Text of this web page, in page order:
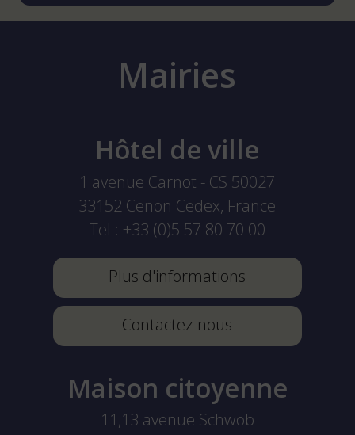
Mairies
Hôtel de ville
1 avenue Carnot - CS 50027
33152 Cenon Cedex, France
Tel : +33 (0)5 57 80 70 00
Plus d'informations
Contactez-nous
Maison citoyenne
11,13 avenue Schwob